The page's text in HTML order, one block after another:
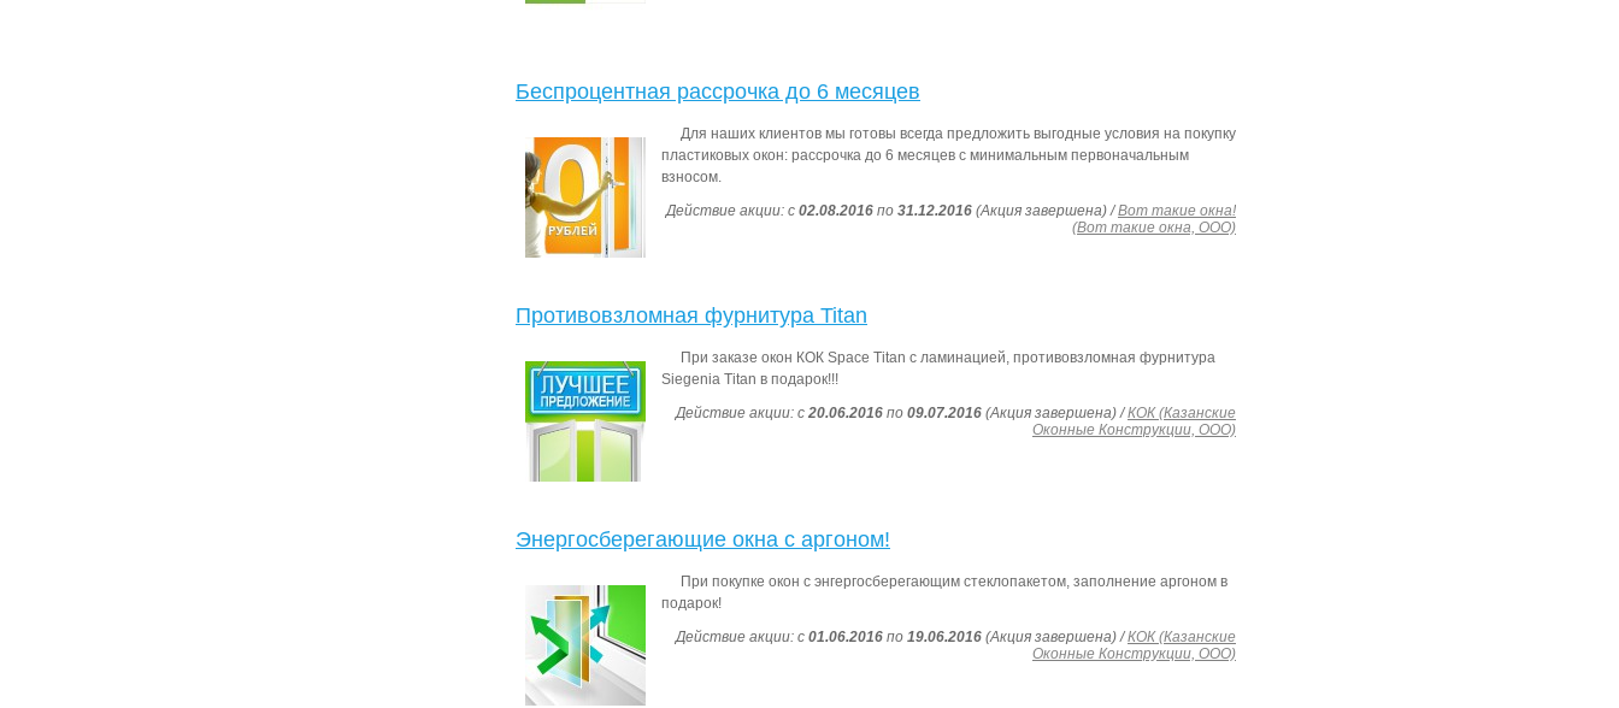
Беспроцентная рассрочка до 6 месяцев
Для наших клиентов мы готовы всегда предложить выгодные условия на покупку
пластиковых окон: рассрочка до 6 месяцев с минимальным первоначальным
взносом.
Действие акции: с 02.08.2016 по 31.12.2016 (Акция завершена) /Вот такие окна!
(Вот такие окна, ООО)
Противовзломная фурнитура Titan
При заказе окон КОК Space Titan с ламинацией, противовзломная фурнитура
Siegenia Titan в подарок!!!
Действие акции: с 20.06.2016 по 09.07.2016 (Акция завершена) /КОК (Казанские
Оконные Конструкции, ООО)
Энергосберегающие окна с аргоном!
При покупке окон с энгергосберегающим стеклопакетом, заполнение аргоном в
подарок!
Действие акции: с 01.06.2016 по 19.06.2016 (Акция завершена) /КОК (Казанские
Оконные Конструкции, ООО)